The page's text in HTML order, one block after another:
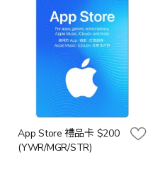
App Store 禮品卡 $200
(YWR/MGR/STR)